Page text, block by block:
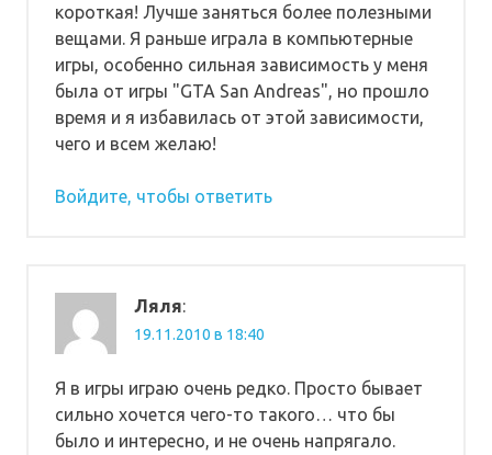
короткая! Лучше заняться более полезными
вещами. Я раньше играла в компьютерные
игры, особенно сильная зависимость у меня
была от игры "GTA San Andreas", но прошло
время и я избавилась от этой зависимости,
чего и всем желаю!
Войдите, чтобы ответить
Ляля:
19.11.2010 в 18:40
Я в игры играю очень редко. Просто бывает
сильно хочется чего-то такого… что бы
было и интересно, и не очень напрягало.